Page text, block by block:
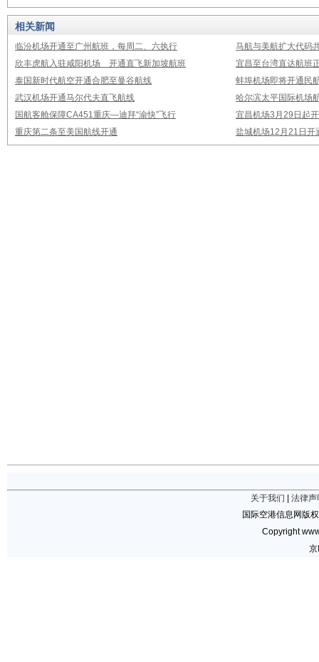
相关新闻
临汾机场开通至广州航班，每周二、六执行
马航与美航扩大代码
欣丰虎航入驻咸阳机场 开通直飞新加坡航班
宜昌至台湾直达航班
泰国新时代航空开通合肥至曼谷航线
蚌埠机场即将开通民
武汉机场开通马尔代夫直飞航线
哈尔滨太平国际机场
国航客舱保障CA451重庆—迪拜“渝快”飞行
宜昌机场3月29日起
重庆第二条至美国航线开通
盐城机场12月21日开
关于我们
法律声
国际空港信息网版
Copyright